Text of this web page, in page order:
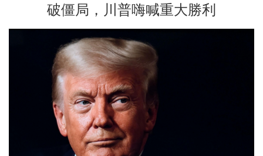
破僵局，川普嗨喊重大勝利